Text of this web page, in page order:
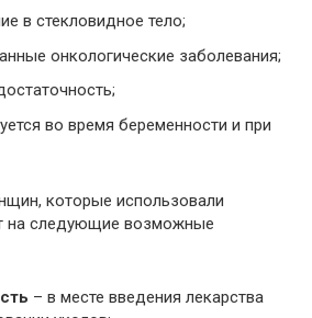
в стекловидное тело;
онкологические заболевания;
во время беременности и при
которые использовали
на следующие возможные
– в месте введения лекарства